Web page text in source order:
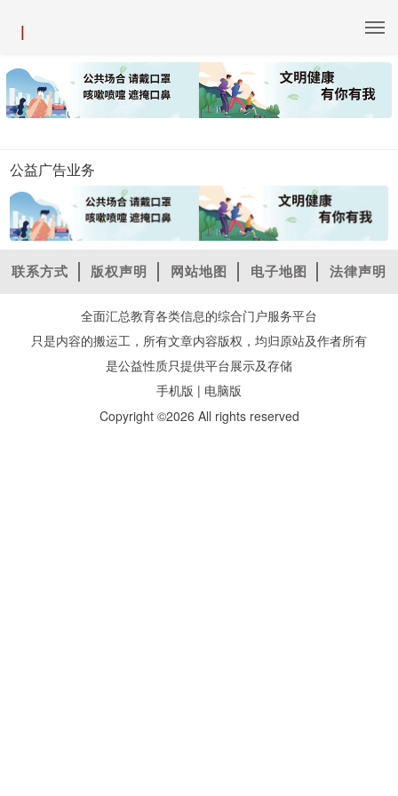
|
公益广告业务
联系方式 版权声明 网站地图 电子地图 法律声明
全面汇总教育各类信息的综合门户服务平台
只是内容的搬运工，所有文章内容版权，均归原站及作者所有
是公益性质只提供平台展示及存储
手机版 | 电脑版
Copyright ©2026 All rights reserved